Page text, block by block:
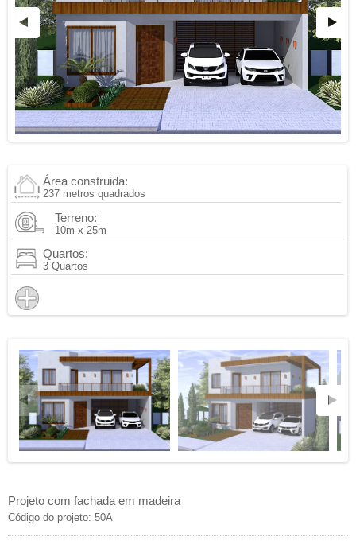
Área construida:
237 metros quadrados
Terreno:
10m x 25m
Quartos:
3 Quartos
Projeto com fachada em madeira
Código do projeto: 50A